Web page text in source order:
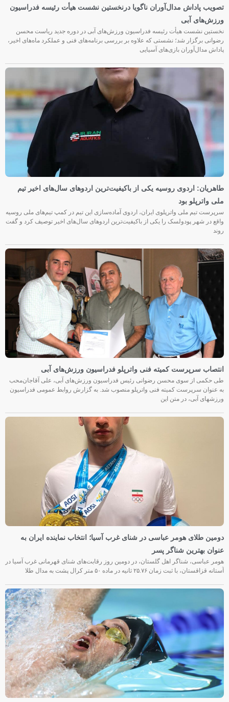
تصویب پاداش مدال‌آوران ناگویا درنخستین نشست هیأت رئیسه فدراسیون
ورزش‌های آبی
نخستین نشست هیأت رئیسه فدراسیون ورزش‌های آبی در دوره جدید ریاست محسن
رضوانی برگزار شد؛ نشستی که علاوه بر بررسی برنامه‌های فنی و عملکرد ماه‌های اخیر،
پاداش مدال‌آوران بازی‌های آسیایی
طاهریان: اردوی روسیه یکی از باکیفیت‌ترین اردوهای سال‌های اخیر تیم
ملی واترپلو بود
سرپرست تیم ملی واترپلوی ایران، اردوی آماده‌سازی این تیم در کمپ تیم‌های ملی روسیه
واقع در شهر پودولسک را یکی از باکیفیت‌ترین اردوهای سال‌های اخیر توصیف کرد و گفت
روند
انتصاب سرپرست کمیته فنی واترپلو فدراسیون ورزش‌های آبی
طی حکمی از سوی محسن رضوانی رئیس فدراسیون ورزش‌های آبی، علی آقاجان‌محب
به عنوان سرپرست کمیته فنی واترپلو منصوب شد. به گزارش روابط عمومی فدراسیون
ورزشهای آبی، در متن این
دومین طلای هومر عباسی در شنای غرب آسیا؛ انتخاب نماینده ایران به
عنوان بهترین شناگر پسر
هومر عباسی، شناگر اهل گلستان، در دومین روز رقابت‌های شنای قهرمانی غرب آسیا در
آستانه قزاقستان، با ثبت زمان ۲۵.۷۶ ثانیه در ماده ۵۰ متر کرال پشت به مدال طلا